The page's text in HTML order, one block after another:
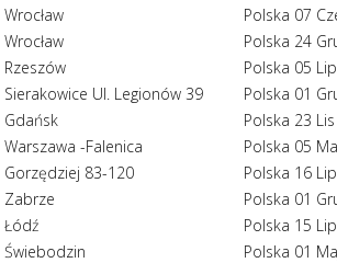
Wrocław Polska 07
Wrocław Polska 24
Rzeszów Polska 05
Sierakowice Ul. Legionów 39 Polska 01
Gdańsk Polska 23
Warszawa -Falenica Polska 05
Gorzędziej 83-120 Polska 16
Zabrze Polska 01
Łódź Polska 15
Świebodzin Polska 01